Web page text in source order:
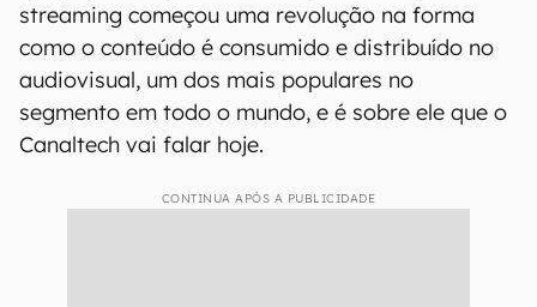
streaming começou uma revolução na forma
como o conteúdo é consumido e distribuído no
audiovisual, um dos mais populares no
segmento em todo o mundo, e é sobre ele que o
Canaltech vai falar hoje.
CONTINUA APÓS A PUBLICIDADE